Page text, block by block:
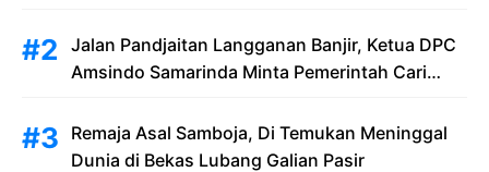
Jalan Pandjaitan Langganan Banjir, Ketua DPC
Amsindo Samarinda Minta Pemerintah Cari
Masyarakat Terjebak Banjir
Remaja Asal Samboja, Di Temukan Meninggal
Dunia di Bekas Lubang Galian Pasir